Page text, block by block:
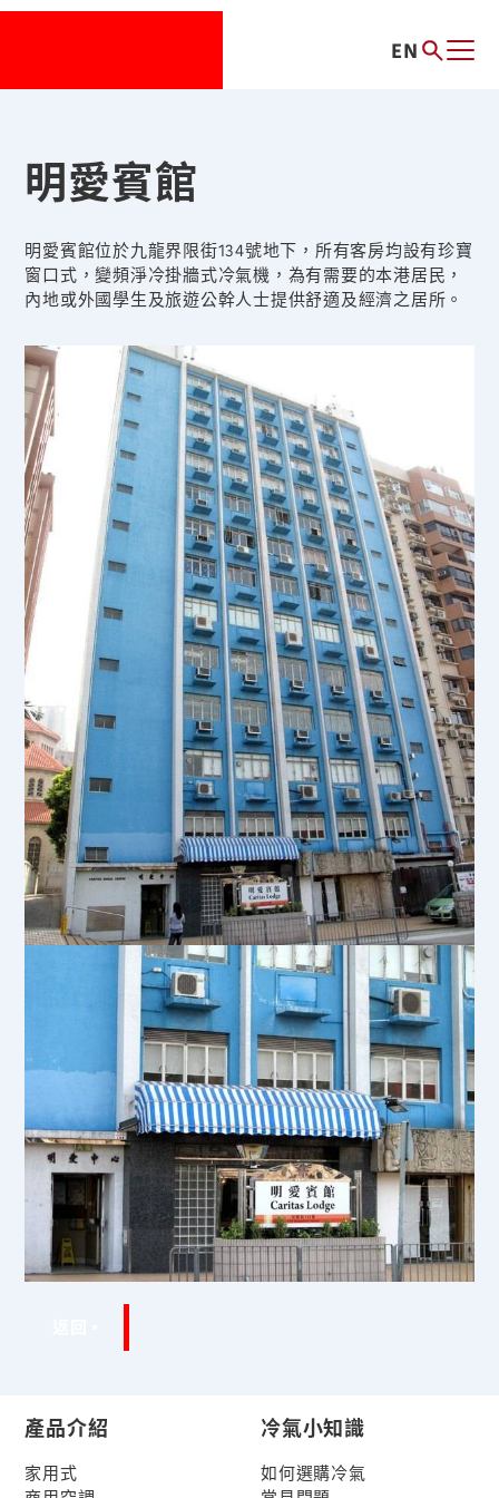
EN
明愛賓館
明愛賓館位於九龍界限街134號地下，所有客房均設有珍寶
窗口式，變頻淨冷掛牆式冷氣機，為有需要的本港居民，
內地或外國學生及旅遊公幹人士提供舒適及經濟之居所。
產品介紹
家用式
冷氣小知識
如何選購冷氣